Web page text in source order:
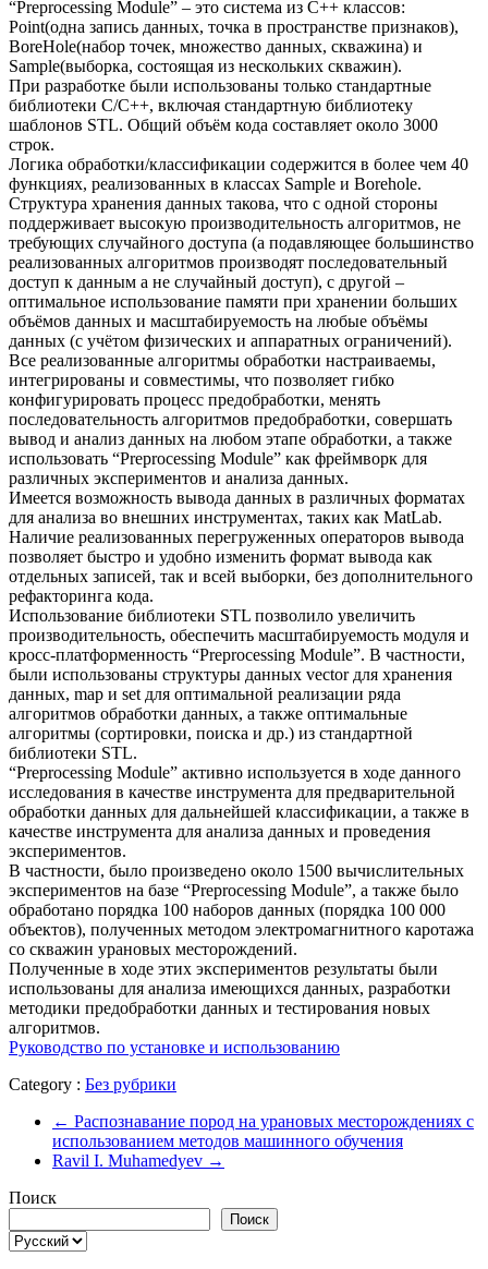
“Preprocessing Module” – это система из C++ классов:
Point(одна запись данных, точка в пространстве признаков),
BoreHole(набор точек, множество данных, скважина) и
Sample(выборка, состоящая из нескольких скважин).
При разработке были использованы только стандартные
библиотеки C/C++, включая стандартную библиотеку
шаблонов STL. Общий объём кода составляет около 3000
строк.
Логика обработки/классификации содержится в более чем 40
функциях, реализованных в классах Sample и Borehole.
Структура хранения данных такова, что с одной стороны
поддерживает высокую производительность алгоритмов, не
требующих случайного доступа (а подавляющее большинство
реализованных алгоритмов производят последовательный
доступ к данным а не случайный доступ), с другой –
оптимальное использование памяти при хранении больших
объёмов данных и масштабируемость на любые объёмы
данных (с учётом физических и аппаратных ограничений).
Все реализованные алгоритмы обработки настраиваемы,
интегрированы и совместимы, что позволяет гибко
конфигурировать процесс предобработки, менять
последовательность алгоритмов предобработки, совершать
вывод и анализ данных на любом этапе обработки, а также
использовать “Preprocessing Module” как фреймворк для
различных экспериментов и анализа данных.
Имеется возможность вывода данных в различных форматах
для анализа во внешних инструментах, таких как MatLab.
Наличие реализованных перегруженных операторов вывода
позволяет быстро и удобно изменить формат вывода как
отдельных записей, так и всей выборки, без дополнительного
рефакторинга кода.
Использование библиотеки STL позволило увеличить
производительность, обеспечить масштабируемость модуля и
кросс-платформенность “Preprocessing Module”. В частности,
были использованы структуры данных vector для хранения
данных, map и set для оптимальной реализации ряда
алгоритмов обработки данных, а также оптимальные
алгоритмы (сортировки, поиска и др.) из стандартной
библиотеки STL.
“Preprocessing Module” активно используется в ходе данного
исследования в качестве инструмента для предварительной
обработки данных для дальнейшей классификации, а также в
качестве инструмента для анализа данных и проведения
экспериментов.
В частности, было произведено около 1500 вычислительных
экспериментов на базе “Preprocessing Module”, а также было
обработано порядка 100 наборов данных (порядка 100 000
объектов), полученных методом электромагнитного каротажа
со скважин урановых месторождений.
Полученные в ходе этих экспериментов результаты были
использованы для анализа имеющихся данных, разработки
методики предобработки данных и тестирования новых
алгоритмов.
Руководство по установке и использованию
Category : Без рубрики
← Распознавание пород на урановых месторождениях с
использованием методов машинного обучения
Ravil I. Muhamedyev →
Поиск
Поиск
Выбрать